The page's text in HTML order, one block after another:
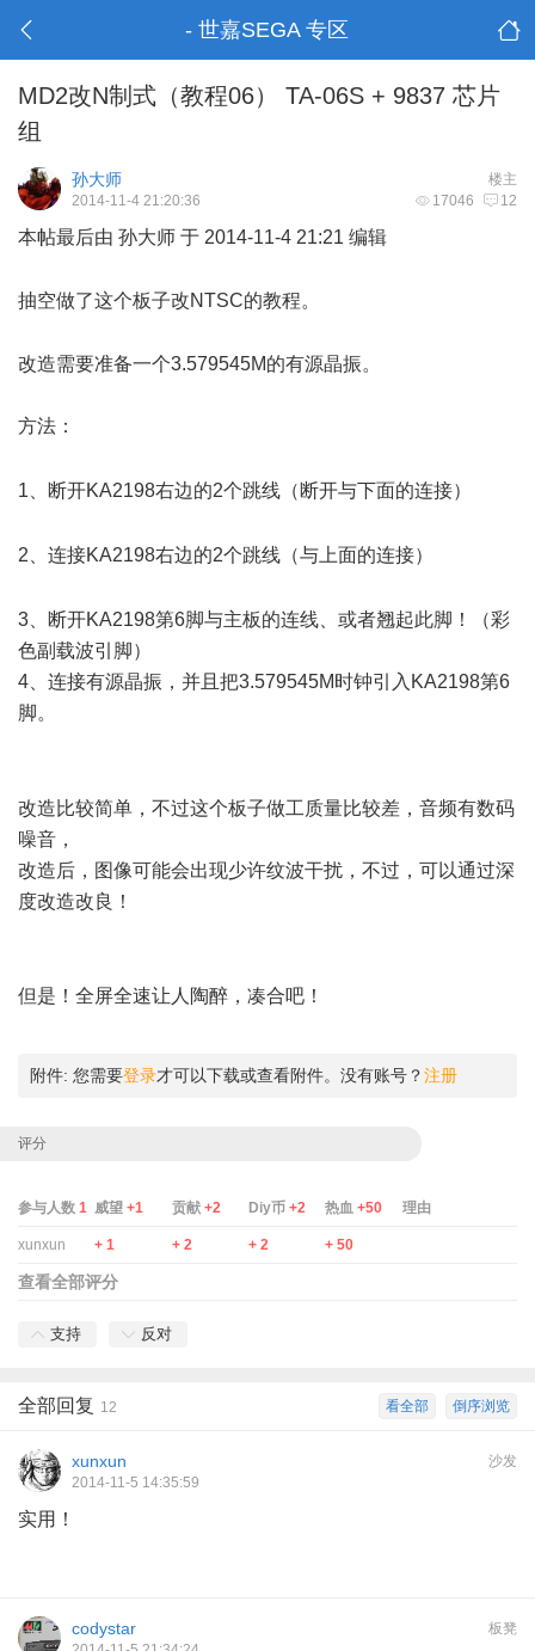
- 世嘉SEGA 专区
MD2改N制式（教程06） TA-06S + 9837 芯片
组
楼主
孙大师
17046 12
2014-11-4 21:20:36
本帖最后由 孙大师 于 2014-11-4 21:21 编辑
抽空做了这个板子改NTSC的教程。
改造需要准备一个3.579545M的有源晶振。
方法：
1、断开KA2198右边的2个跳线（断开与下面的连接）
2、连接KA2198右边的2个跳线（与上面的连接）
3、断开KA2198第6脚与主板的连线、或者翘起此脚！（彩
色副载波引脚）
4、连接有源晶振，并且把3.579545M时钟引入KA2198第6
脚。
改造比较简单，不过这个板子做工质量比较差，音频有数码
噪音，
改造后，图像可能会出现少许纹波干扰，不过，可以通过深
度改造改良！
但是！全屏全速让人陶醉，凑合吧！
附件: 您需要登录才可以下载或查看附件。没有账号？注册
评分
参与人数 1 威望+1 贡献 +2 Diy币 +2 热血+50 理由
xunxun + 1 + 2 + 2 + 50
查看全部评分
支持 反对
倒序浏览
看全部
全部回复 12
沙发
xunxun
2014-11-5 14:35:59
实用！
板凳
codystar